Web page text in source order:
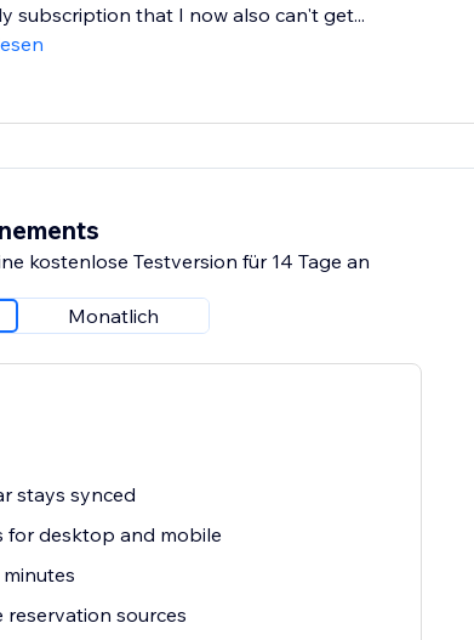
subscription that I now also can't get...
kostenlose Testversion für 14 Tage an
Monatlich
stays synced
for desktop and mobile
reservation sources